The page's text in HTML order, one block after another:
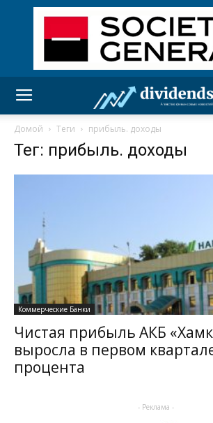
Домой Теги прибыль. доходы
Тег: прибыль. доходы
Коммерческие Банки
Чистая прибыль АКБ
выросла в первом
процента
- Реклама -